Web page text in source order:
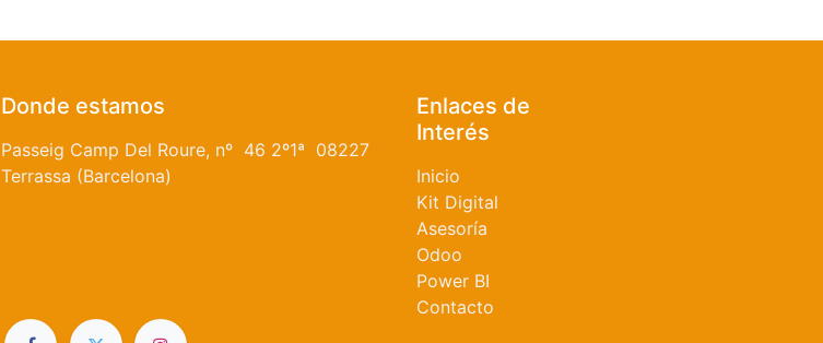
Donde estamos
Passeig Camp Del Roure, nº 46 2º1ª 08227
Terrassa (Barcelona)
Enlaces de
Interés
Inicio
Kit Digital
Asesoría
Odoo
Power BI
Contacto